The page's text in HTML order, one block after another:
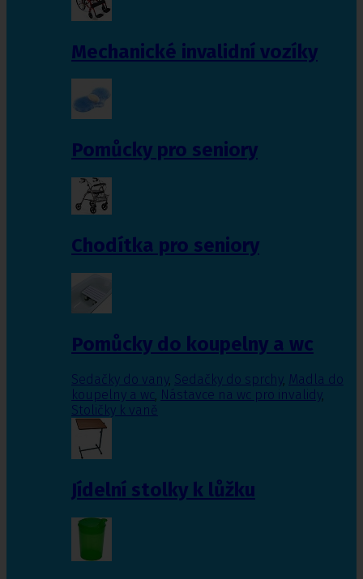
Mechanické invalidní vozíky
Pomůcky pro seniory
Chodítka pro seniory
Pomůcky do koupelny a wc
Sedačky do vany, Sedačky do sprchy, Madla do
koupelny a wc, Nástavce na wc pro invalidy,
Stoličky k vaně
Jídelní stolky k lůžku